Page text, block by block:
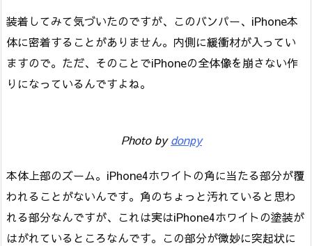
装着してみて気づいたのですが、このバンパー、iPhone本
体に密着することがありません。内側に緩衝材が入ってい
ますので。ただ、そのことでiPhoneの全体像を崩さない作
りになっているんですよね。
Photo bydonpy
本体上部のズーム。iPhone4ホワイトの角に当たる部分が覆
われることがないんです。角のちょっと汚れていると思わ
れる部分なんですが、これは実はiPhone4ホワイトの塗装が
はがれているところなんです。この部分が微妙に突起状に